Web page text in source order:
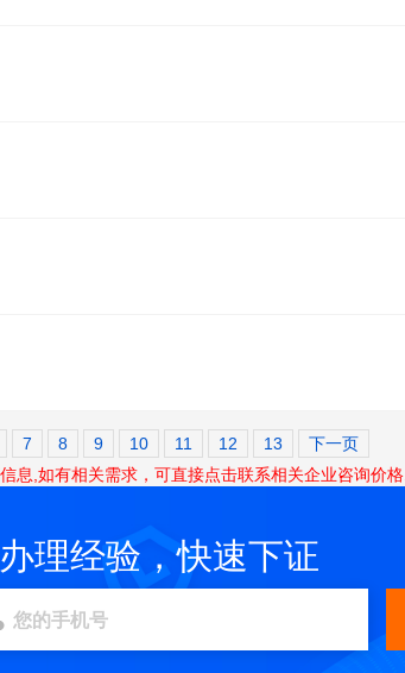
7 8 9 10 11 12 13
下一页
息,如有相关需求，可直接点击联系相关企业咨询价格.
理经验，快速下证